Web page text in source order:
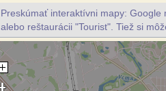
Preskúmať interaktívni mapy:
alebo reštaurácii "Tourist". Tiež si